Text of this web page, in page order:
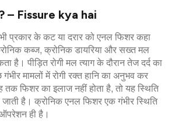
– Fissure kya hai
प्रकार के कट या दरार को एनल फिशर कहा
कब्ज, क्रोनिक डायरिया और सख्त मल
है। पीड़ित रोगी मल त्याग के दौरान तेज दर्द का
मामलों में रोगी रक्त हानि का अनुभव कर
फिशर का इलाज नहीं होता है, तो यह स्थिति
है। क्रोनिक एनल फिशर एक गंभीर स्थिति
ही है।